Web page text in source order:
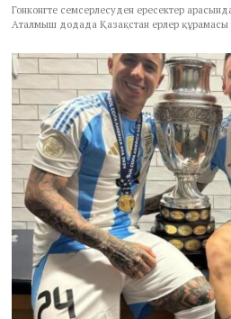
Гонконгте семсерлесуден ересектер
Аталмыш додада Қазақстан ерлер құрамасы